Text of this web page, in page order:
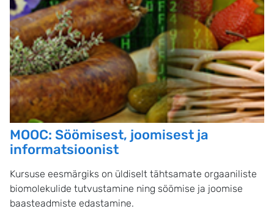
MOOC: Söömisest, joomisest ja
informatsioonist
Kursuse eesmärgiks on üldiselt tähtsamate orgaaniliste
biomolekulide tutvustamine ning söömise ja joomise
baasteadmiste edastamine.